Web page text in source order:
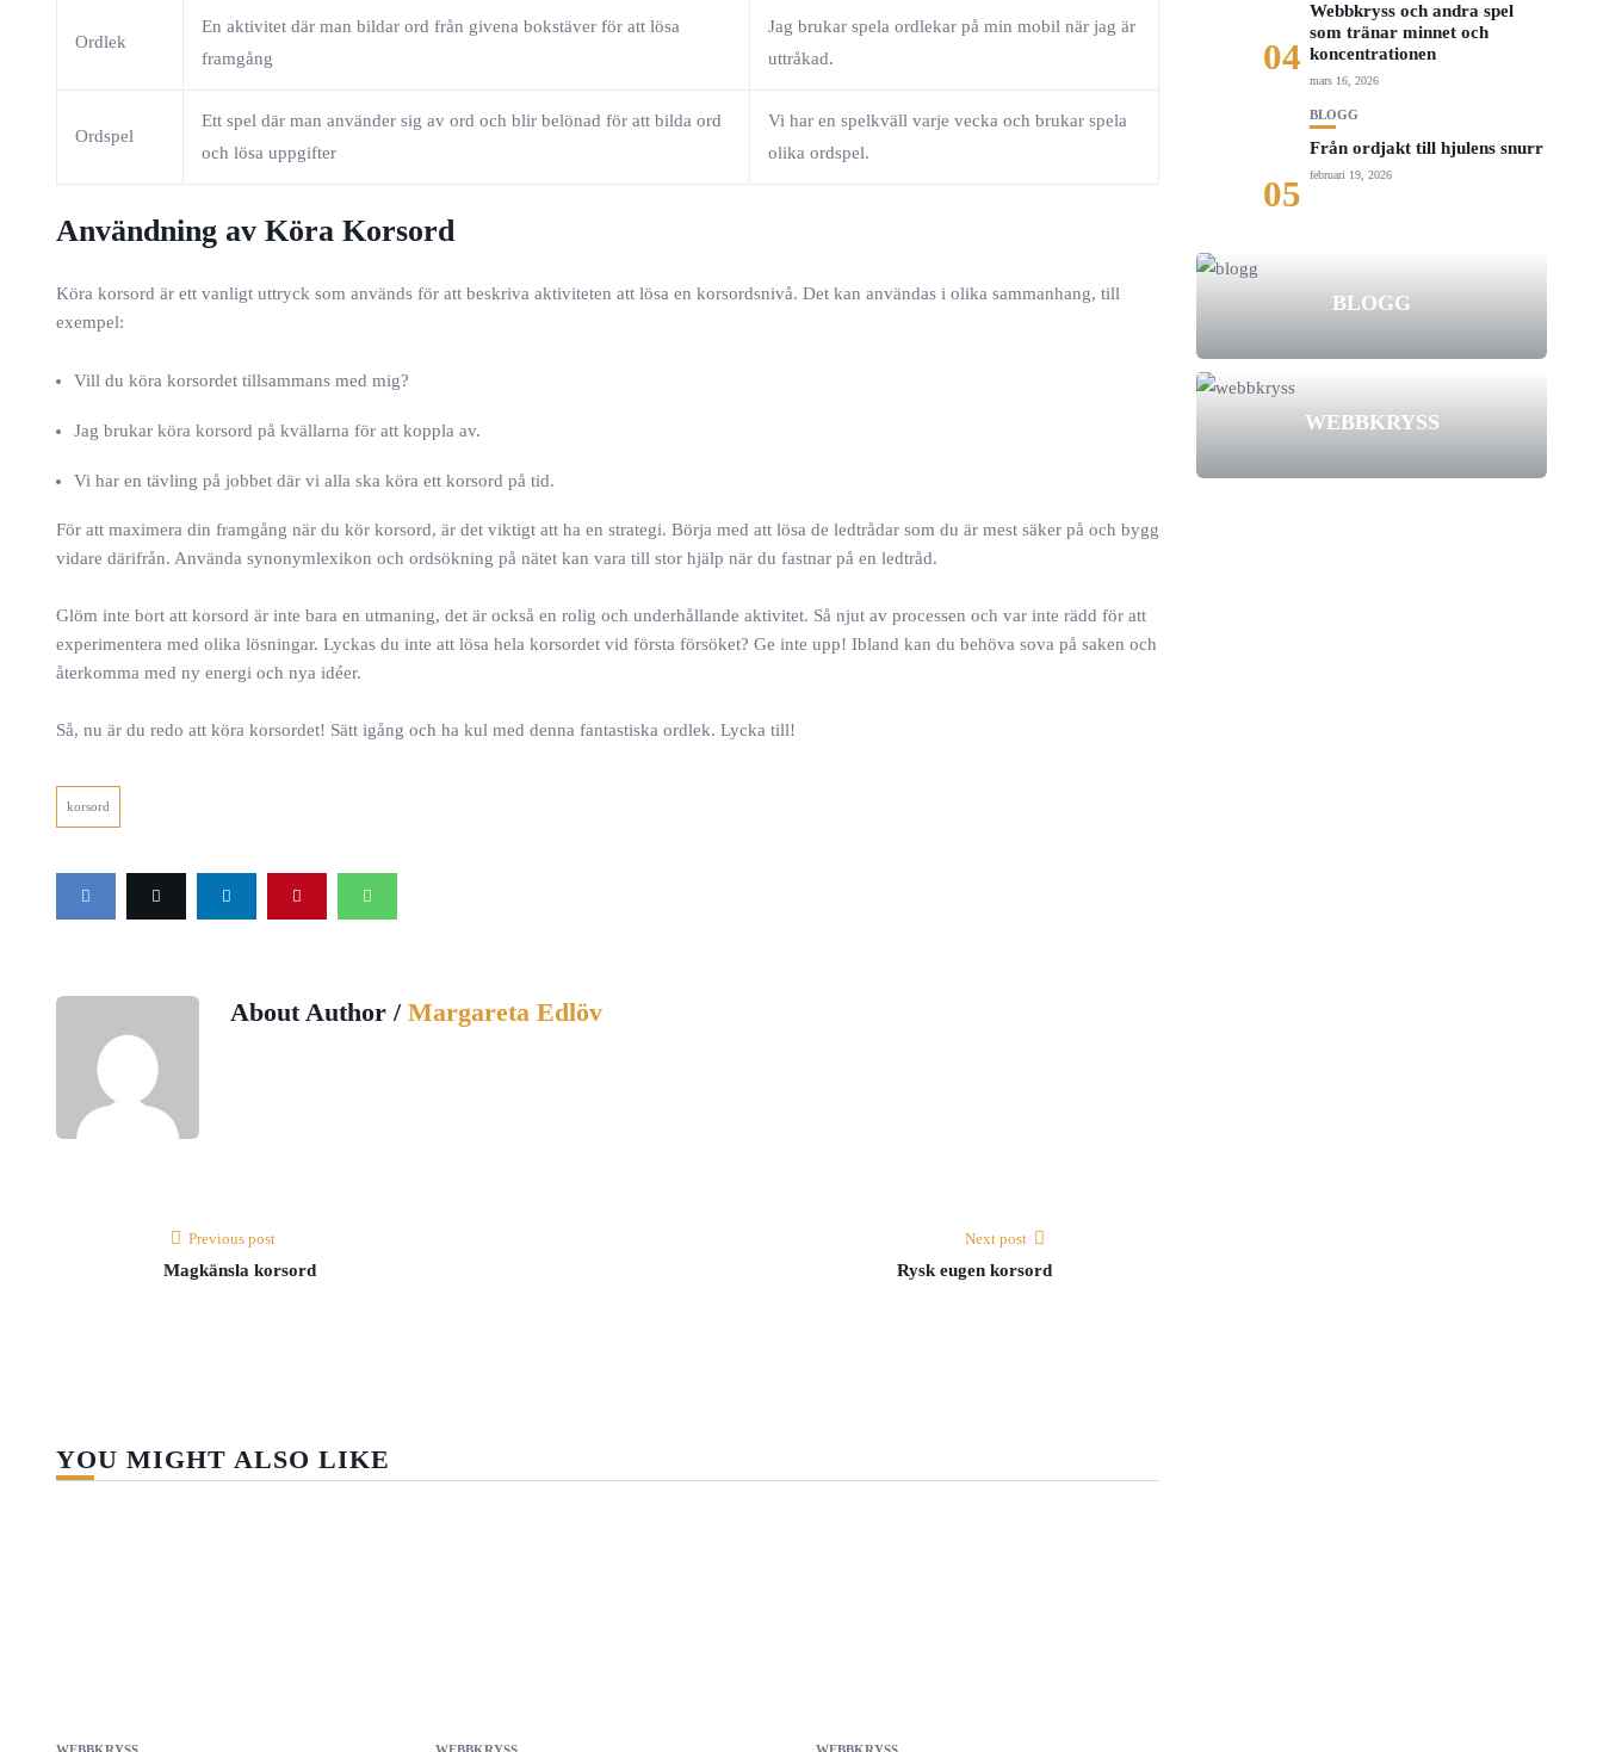
Ordlek
En aktivitet där man bildar ord från givena bokstäver för att lösa
framgång
Jag brukar spela ordlekar på min mobil när jag är
uttråkad.
Ordspel
Ett spel där man använder sig av ord och blir belönad för att bilda ord
och lösa uppgifter
Vi har en spelkväll varje vecka och brukar spela
olika ordspel.
Användning av Köra Korsord
Köra korsord är ett vanligt uttryck som används för att beskriva aktiviteten att lösa en korsordsnivå. Det kan användas i olika sammanhang, till
exempel:
Vill du köra korsordet tillsammans med mig?
Jag brukar köra korsord på kvällarna för att koppla av.
Vi har en tävling på jobbet där vi alla ska köra ett korsord på tid.
För att maximera din framgång när du kör korsord, är det viktigt att ha en strategi. Börja med att lösa de ledtrådar som du är mest säker på och bygg
vidare därifrån. Använda synonymlexikon och ordsökning på nätet kan vara till stor hjälp när du fastnar på en ledtråd.
Glöm inte bort att korsord är inte bara en utmaning, det är också en rolig och underhållande aktivitet. Så njut av processen och var inte rädd för att
experimentera med olika lösningar. Lyckas du inte att lösa hela korsordet vid första försöket? Ge inte upp! Ibland kan du behöva sova på saken och
återkomma med ny energi och nya idéer.
Så, nu är du redo att köra korsordet! Sätt igång och ha kul med denna fantastiska ordlek. Lycka till!
korsord
About Author / Margareta Edlöv
Previous post
Magkänsla korsord
Next post
Rysk eugen korsord
YOU MIGHT ALSO LIKE
04
Webbkryss och andra spel
som tränar minnet och
koncentrationen
mars 16, 2026
05
BLOGG
Från ordjakt till hjulens snurr
februari 19, 2026
BLOGG
WEBBKRYSS